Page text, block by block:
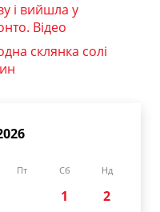
і вийшла у
Відео
склянка солі
Пт Сб Нд
1
2